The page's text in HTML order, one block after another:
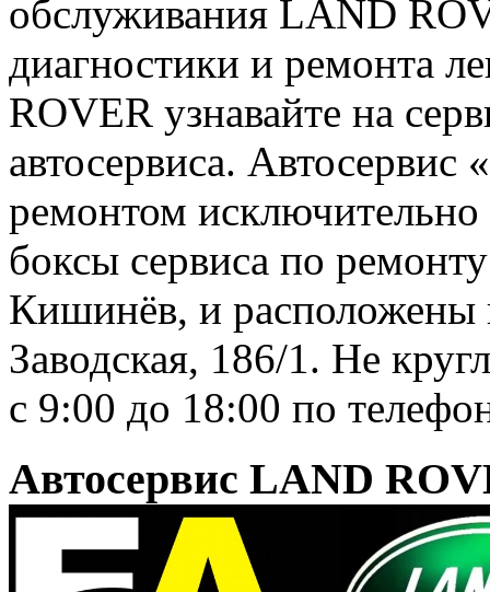
обслуживания LAND
диагностики и ремонта
ROVER узнавайте на
автосервиса. Автосервис
ремонтом
боксы сервиса по
Кишинёв, и расположены
Заводская, 186/1. Не
с 9:00 до 18:00 по
Автосервис LAND